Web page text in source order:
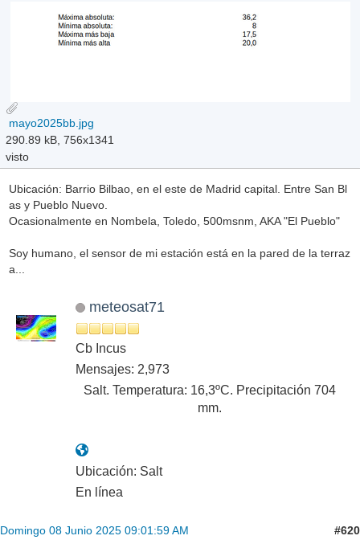
mayo2025bb.jpg
290.89 kB, 756x1341
visto
Ubicación: Barrio Bilbao, en el este de Madrid capital. Entre San Bl
as y Pueblo Nuevo.
Ocasionalmente en Nombela, Toledo, 500msnm, AKA "El Pueblo"
Soy humano, el sensor de mi estación está en la pared de la terraz
a...
meteosat71
Cb Incus
Mensajes: 2,973
Salt. Temperatura: 16,3ºC. Precipitación 704
mm.
Ubicación: Salt
En línea
Domingo 08 Junio 2025 09:01:59 AM #620